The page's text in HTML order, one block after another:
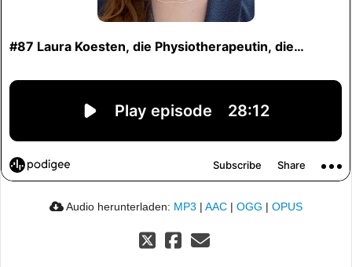
Audio herunterladen: MP3 | AAC | OGG | OPUS